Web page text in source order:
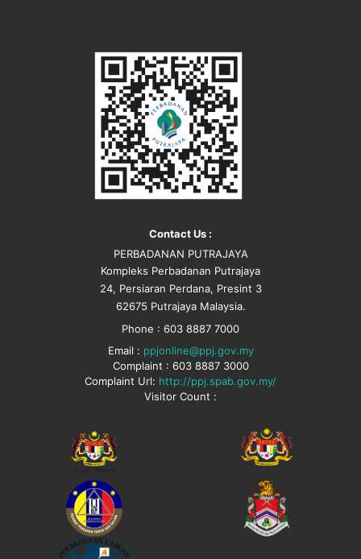
Contact Us :
PERBADANAN PUTRAJAYA
Kompleks Perbadanan Putrajaya
24, Persiaran Perdana, Presint 3
62675 Putrajaya Malaysia.
Phone : 603 8887 7000
Email : ppjonline@ppj.gov.my
Complaint : 603 8887 3000
Complaint Url: http://ppj.spab.gov.my/
Visitor Count :